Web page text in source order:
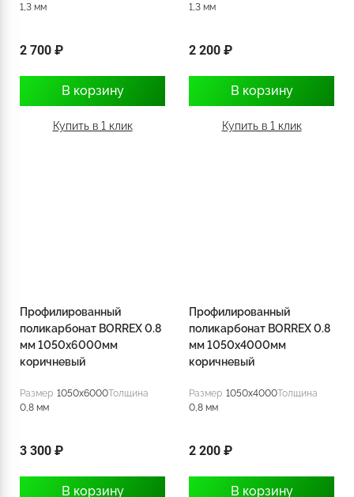
1,3 мм
2 700 ₽
В корзину
Купить в 1 клик
1,3 мм
2 200 ₽
В корзину
Купить в 1 клик
Профилированный
поликарбонат BORREX 0.8
мм 1050х6000мм
коричневый
Размер 1050x6000Толщина
0,8 мм
3 300 ₽
В корзину
Профилированный
поликарбонат BORREX 0.8
мм 1050х4000мм
коричневый
Размер 1050x4000Толщина
0,8 мм
2 200 ₽
В корзину